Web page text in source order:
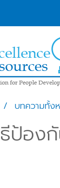
บทความทั้ง
ป้อง